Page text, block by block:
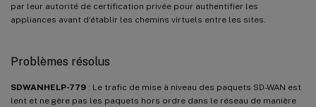
par leur autorité de certification privée pour authentifier les
appliances avant d’établir les chemins virtuels entre les sites.
Problèmes résolus
SDWANHELP-779 : Le trafic de mise à niveau des paquets SD-WAN est
lent et ne gère pas les paquets hors ordre dans le réseau de manière